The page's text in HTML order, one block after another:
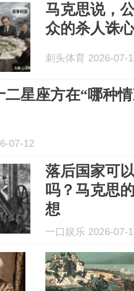
马克思说，
众的杀人诛
刺头体育 2026-07-
二星座方在“哪种
07-12
落后国家可
吗？马克思
想
一口娱乐 2026-07-